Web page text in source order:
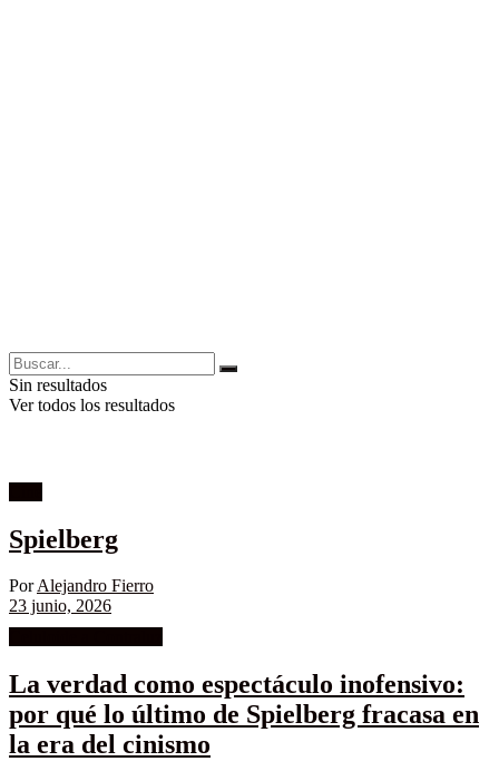
Sin resultados
Ver todos los resultados
Spielberg
PorAlejandro Fierro
23 junio, 2026
La verdad como espectáculo inofensivo:
por qué lo último de Spielberg fracasa en
la era del cinismo